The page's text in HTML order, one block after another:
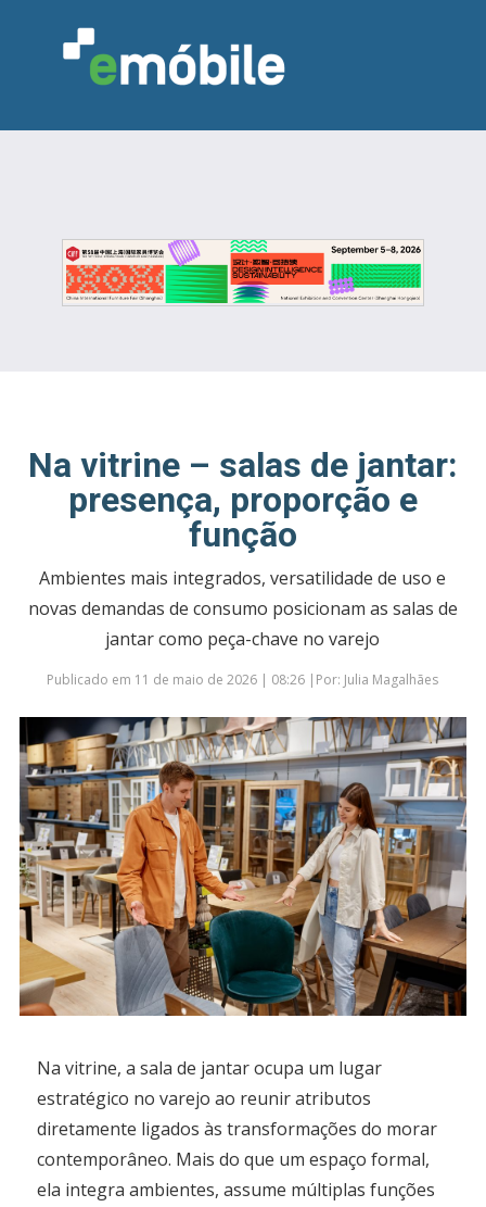
INDÚSTRIA MARCENARIA
DESIGN & DECORAÇÃO
INDICADORES
FEIRAS NOTÍCIAS
Na vitrine – salas de jantar:
presença, proporção e
função
Ambientes mais integrados, versatilidade de uso e
novas demandas de consumo posicionam as salas de
jantar como peça-chave no varejo
Publicado em 11 de maio de 2026 | 08:26 |Por: Julia Magalhães
Na vitrine, a sala de jantar ocupa um lugar
estratégico no varejo ao reunir atributos
diretamente ligados às transformações do morar
contemporâneo. Mais do que um espaço formal,
ela integra ambientes, assume múltiplas funções